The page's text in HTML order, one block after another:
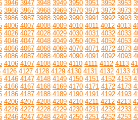
3946 3947 3948 3949 3950 3951 3952 3953
3966 3967 3968 3969 3970 3971 3972 3973
3986 3987 3988 3989 3990 3991 3992 3993
4006 4007 4008 4009 4010 4011 4012 4013
4026 4027 4028 4029 4030 4031 4032 4033
4046 4047 4048 4049 4050 4051 4052 4053
4066 4067 4068 4069 4070 4071 4072 4073
4086 4087 4088 4089 4090 4091 4092 4093
4106 4107 4108 4109 4110 4111 4112 4113
4126 4127 4128 4129 4130 4131 4132 4133
4146 4147 4148 4149 4150 4151 4152 4153
4166 4167 4168 4169 4170 4171 4172 4173
4186 4187 4188 4189 4190 4191 4192 4193
4206 4207 4208 4209 4210 4211 4212 4213
4226 4227 4228 4229 4230 4231 4232 4233
4246 4247 4248 4249 4250 4251 4252 4253